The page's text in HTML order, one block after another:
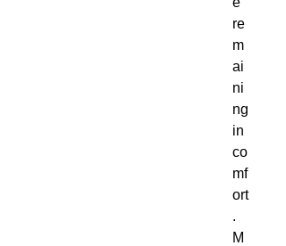
re
m
ai
ni
ng
in
co
mf
ort
.
M